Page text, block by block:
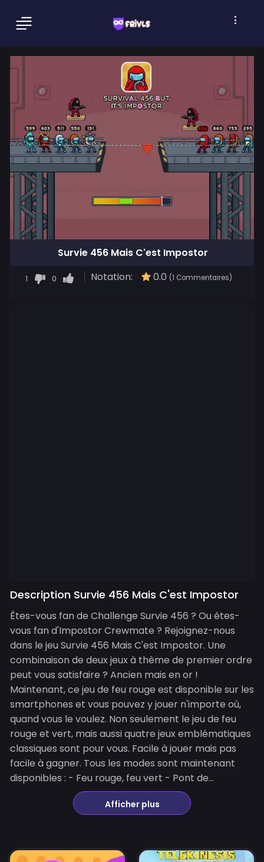
Survie 456 Mais C'est Impostor
1 0 Notation: 0.0 (1 Commentaires)
Description Survie 456 Mais C'est Impostor
Êtes-vous fan de Challenge Survie 456 ? Ou êtes-
vous fan d'Impostor Crewmate ? Rejoignez-nous
dans le jeu Survie 456 Mais C'est Impostor. Une
combinaison de deux jeux à thème de premier ordre
peut vous satisfaire ? Ancien mais en or !
Maintenant, ce jeu de feu rouge est disponible sur les
smartphones et vous pouvez y jouer n'importe où,
quand vous le voulez. Non seulement le jeu de feu
rouge et vert, mais aussi quatre jeux emblématiques
classiques sont pour vous. Facile à jouer mais pas
facile à gagner. Tous les modes sont maintenant
disponibles : - Feu rouge, feu vert - Pont de...
Afficher plus